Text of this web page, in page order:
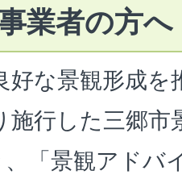
業者の方へ
好な景観形成を
施行した三郷市
「景観アドバ